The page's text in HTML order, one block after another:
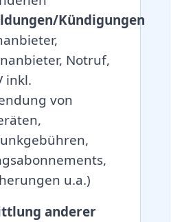
Kündigungen
Notruf,
inkl.
von
u.a.)
anderer